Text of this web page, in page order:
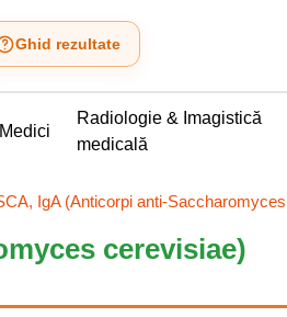
Ghid rezultate
Medici
Radiologie & Imagistică
medicală
IgA (Anticorpi anti-
cerevisiae)